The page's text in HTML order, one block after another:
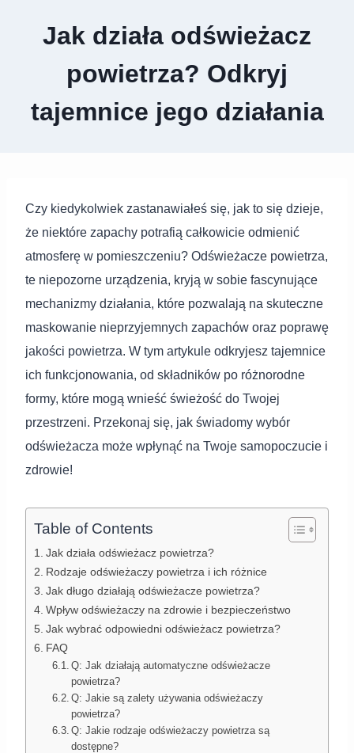
Jak działa odświeżacz
powietrza? Odkryj
tajemnice jego działania
Czy kiedykolwiek zastanawiałeś się, jak to się dzieje,
że niektóre zapachy potrafią całkowicie odmienić
atmosferę w pomieszczeniu? Odświeżacze powietrza,
te niepozorne urządzenia, kryją w sobie fascynujące
mechanizmy działania, które pozwalają na skuteczne
maskowanie nieprzyjemnych zapachów oraz poprawę
jakości powietrza. W tym artykule odkryjesz tajemnice
ich funkcjonowania, od składników po różnorodne
formy, które mogą wnieść świeżość do Twojej
przestrzeni. Przekonaj się, jak świadomy wybór
odświeżacza może wpłynąć na Twoje samopoczucie i
zdrowie!
Table of Contents
Jak działa odświeżacz powietrza?
Rodzaje odświeżaczy powietrza i ich różnice
Jak długo działają odświeżacze powietrza?
Wpływ odświeżaczy na zdrowie i bezpieczeństwo
Jak wybrać odpowiedni odświeżacz powietrza?
FAQ
Q: Jak działają automatyczne odświeżacze
powietrza?
Q: Jakie są zalety używania odświeżaczy
powietrza?
Q: Jakie rodzaje odświeżaczy powietrza są
dostępne?